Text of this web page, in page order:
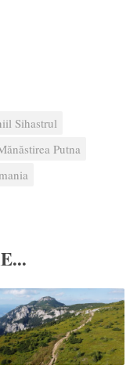
Sihastrul
Putna